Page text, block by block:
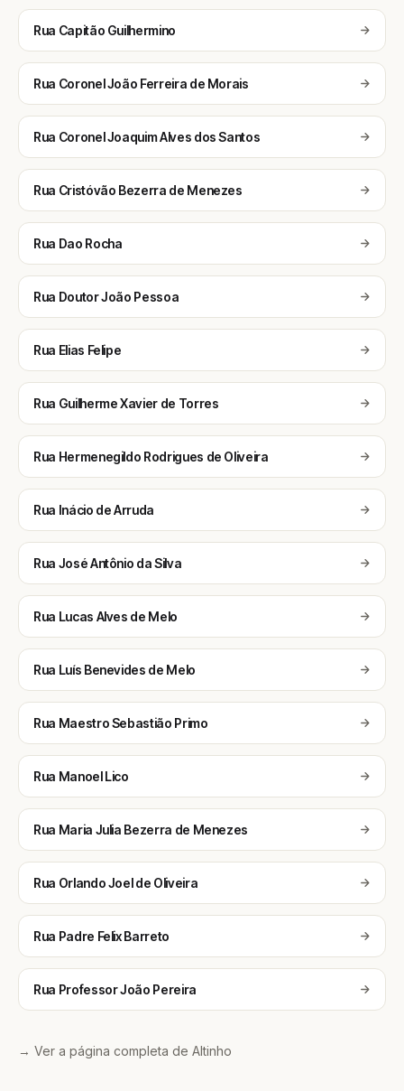
Rua Capitão Guilhermino
Rua Coronel João Ferreira de Morais
Rua Coronel Joaquim Alves dos Santos
Rua Cristóvão Bezerra de Menezes
Rua Dao Rocha
Rua Doutor João Pessoa
Rua Elias Felipe
Rua Guilherme Xavier de Torres
Rua Hermenegildo Rodrigues de Oliveira
Rua Inácio de Arruda
Rua José Antônio da Silva
Rua Lucas Alves de Melo
Rua Luís Benevides de Melo
Rua Maestro Sebastião Primo
Rua Manoel Lico
Rua Maria Julia Bezerra de Menezes
Rua Orlando Joel de Oliveira
Rua Padre Felix Barreto
Rua Professor João Pereira
→ Ver a página completa de Altinho